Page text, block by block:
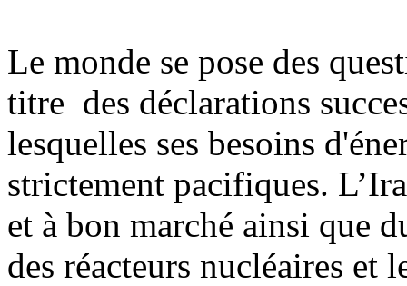
Le monde se pose des
titre des déclarations
lesquelles ses besoins
strictement pacifiques.
et à bon marché ainsi que
des réacteurs nucléaires et